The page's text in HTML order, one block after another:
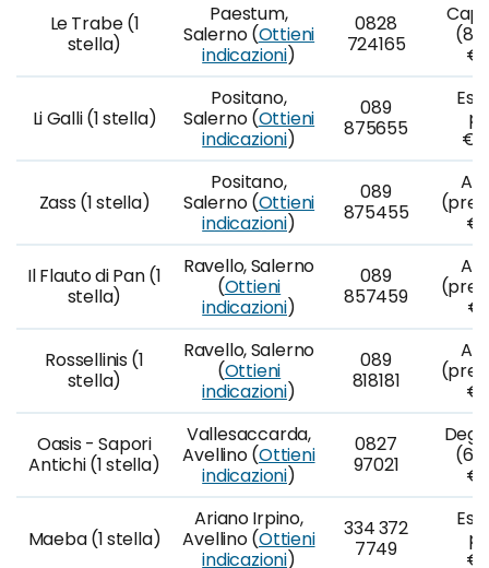
Le Trabe (1
stella)
Paestum,
Salerno (Ottieni
indicazioni)
0828
724165
(8
Li Galli (1 stella)
Positano,
Salerno (Ottieni
indicazioni)
089
875655
Zass (1 stella)
Positano,
Salerno (Ottieni
indicazioni)
089
875455
A
Il Flauto di Pan (1
stella)
Ravello, Salerno
(Ottieni
indicazioni)
089
857459
A
Rossellinis (1
stella)
Ravello, Salerno
(Ottieni
indicazioni)
089
818181
A
Oasis - Sapori
Antichi (1 stella)
Vallesaccarda,
Avellino (Ottieni
indicazioni)
0827
97021
(6
Maeba (1 stella)
Ariano Irpino,
Avellino (Ottieni
indicazioni)
334 372
7749